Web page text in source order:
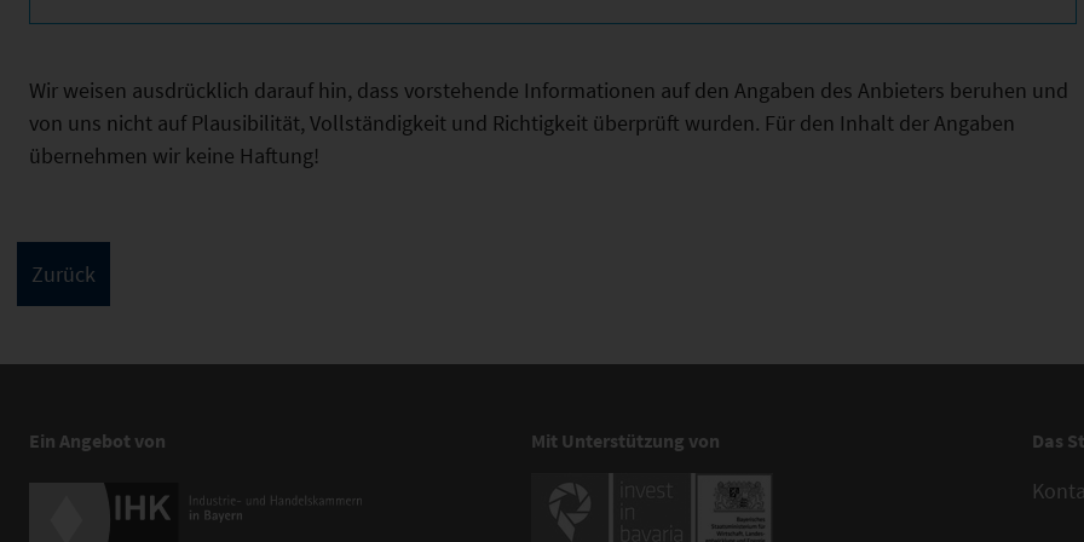
Wir weisen ausdrücklich darauf hin, dass vorstehende Informationen auf den Angaben des Anbieters beruhen und
von uns nicht auf Plausibilität, Vollständigkeit und Richtigkeit überprüft wurden. Für den Inhalt der Angaben
übernehmen wir keine Haftung!
Ein Angebot von Mit Unterstützung von Das